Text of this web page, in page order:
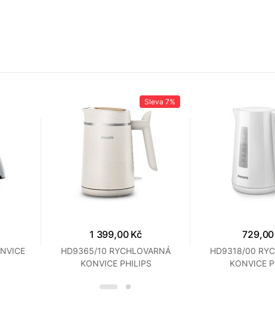
Sleva 7%
1 399,00 Kč
HD9365/10 RYCHLOVARNÁ
KONVICE PHILIPS
HD9318/00
KONVICE